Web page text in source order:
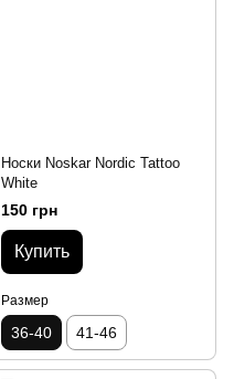
Носки Noskar Nordic Tattoo
White
150 грн
Купить
Размер
36-40 41-46